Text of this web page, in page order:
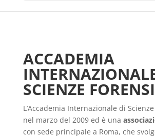
ACCADEMIA
SCIENZE FORENSI
L’Accademia Internazionale di
nel marzo del 2009 ed è una
con sede principale a Roma, che